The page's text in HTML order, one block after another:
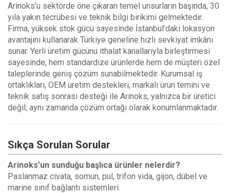
Arinoks’u sektörde öne çıkaran temel unsurların başında, 30
yıla yakın tecrübesi ve teknik bilgi birikimi gelmektedir.
Firma, yüksek stok gücü sayesinde İstanbul’daki lokasyon
avantajını kullanarak Türkiye geneline hızlı sevkiyat imkânı
sunar. Yerli üretim gücünü ithalat kanallarıyla birleştirmesi
sayesinde, hem standardize ürünlerde hem de müşteri özel
taleplerinde geniş çözüm sunabilmektedir. Kurumsal iş
ortaklıkları, OEM üretim destekleri, markalı ürün temini ve
teknik satış sonrası desteği ile Arinoks, yalnızca bir üretici
değil; aynı zamanda çözüm ortağı olarak konumlanmaktadır.
Sıkça Sorulan Sorular
Arinoks’un sunduğu başlıca ürünler nelerdir?
Paslanmaz civata, somun, pul, trifon vida, gijon, dübel ve
marine sınıf bağlantı sistemleri.